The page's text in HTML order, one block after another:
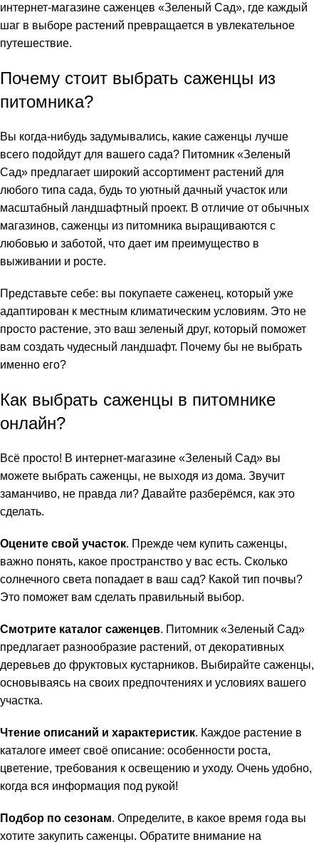
интернет-магазине саженцев «Зеленый Сад», где каждый
шаг в выборе растений превращается в увлекательное
путешествие.
Почему стоит выбрать саженцы из
питомника?
Вы когда-нибудь задумывались, какие саженцы лучше
всего подойдут для вашего сада? Питомник «Зеленый
Сад» предлагает широкий ассортимент растений для
любого типа сада, будь то уютный дачный участок или
масштабный ландшафтный проект. В отличие от обычных
магазинов, саженцы из питомника выращиваются с
любовью и заботой, что дает им преимущество в
выживании и росте.
Представьте себе: вы покупаете саженец, который уже
адаптирован к местным климатическим условиям. Это не
просто растение, это ваш зеленый друг, который поможет
вам создать чудесный ландшафт. Почему бы не выбрать
именно его?
Как выбрать саженцы в питомнике
онлайн?
Всё просто! В интернет-магазине «Зеленый Сад» вы
можете выбрать саженцы, не выходя из дома. Звучит
заманчиво, не правда ли? Давайте разберёмся, как это
сделать.
Оцените свой участок. Прежде чем купить саженцы,
важно понять, какое пространство у вас есть. Сколько
солнечного света попадает в ваш сад? Какой тип почвы?
Это поможет вам сделать правильный выбор.
Смотрите каталог саженцев. Питомник «Зеленый Сад»
предлагает разнообразие растений, от декоративных
деревьев до фруктовых кустарников. Выбирайте саженцы,
основываясь на своих предпочтениях и условиях вашего
участка.
Чтение описаний и характеристик. Каждое растение в
каталоге имеет своё описание: особенности роста,
цветение, требования к освещению и уходу. Очень удобно,
когда вся информация под рукой!
Подбор по сезонам. Определите, в какое время года вы
хотите закупить саженцы. Обратите внимание на